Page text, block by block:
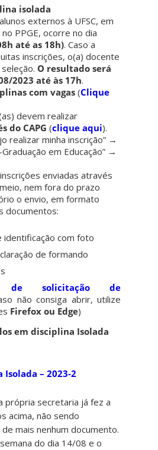
isolada
externos à UFSC, em
PPGE, ocorre no dia
até as 18h). Caso a
inscrições, o(a) docente
O resultado será
2023 até às 17h.
com vagas(Clique
devem realizar
do CAPG (clique aqui).
realizar minha inscrição” →
em Educação” →
enviadas através
nem fora do prazo
o envio, em formato
documentos:
identificação com foto
de formando
de solicitação de
não consiga abrir, utilize
Firefox ou Edge)
em disciplina Isolada
– 2023-2
própria secretaria já fez a
acima, não sendo
mais nenhum documento.
do dia 14/08 e o